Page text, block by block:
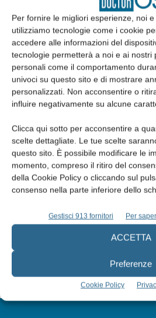
Per fornire le migliori esperienze, noi
utilizziamo tecnologie come i cookie
accedere alle informazioni del
tecnologie permetterà a noi e ai nostri
personali come il comportamento
univoci su questo sito e di mostrare
personalizzati. Non acconsentire o
influire negativamente su alcune
Clicca qui sotto per acconsentire a
scelte dettagliate. Le tue scelte
questo sito. È possibile modificare le
momento, compreso il ritiro del
della Cookie Policy o cliccando sul
consenso nella parte inferiore dello
Gestisci 913 fornitori Per
ACCETTA
Preferenze
Cookie Policy
Edicola web